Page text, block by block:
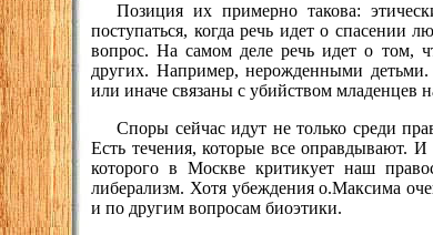
Позиция их примерно такова:
поступаться, когда речь идет о спасении
вопрос. На самом деле речь идет о том,
других. Например, нерожденными
или иначе связаны с убийством младенцев
Споры сейчас идут не только среди
Есть течения, которые все оправдывают.
которого в Москве критикует наш
либерализм. Хотя убеждения о.Максима
и по другим вопросам биоэтики.